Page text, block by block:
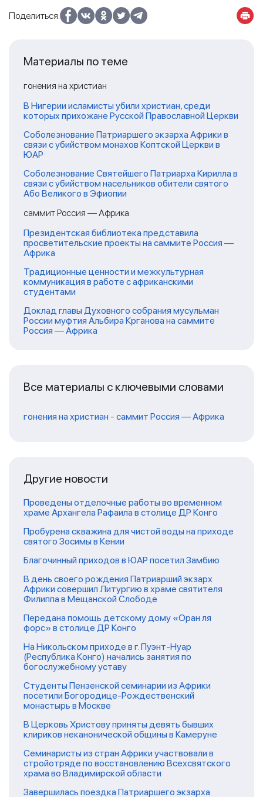
Поделиться:
Материалы по теме
гонения на христиан
В Нигерии исламисты убили христиан, среди
которых прихожане Русской Православной Церкви
Соболезнование Патриаршего экзарха Африки в
связи с убийством монахов Коптской Церкви в
ЮАР
Соболезнование Святейшего Патриарха Кирилла в
связи с убийством насельников обители святого
Або Великого в Эфиопии
саммит Россия — Африка
Президентская библиотека представила
просветительские проекты на саммите Россия —
Африка
Традиционные ценности и межкультурная
коммуникация в работе с африканскими
студентами
Доклад главы Духовного собрания мусульман
России муфтия Альбира Крганова на саммите
Россия — Африка
Все материалы с ключевыми словами
гонения на христиан - саммит Россия — Африка
Другие новости
Проведены отделочные работы во временном
храме Архангела Рафаила в столице ДР Конго
Пробурена скважина для чистой воды на приходе
святого Зосимы в Кении
Благочинный приходов в ЮАР посетил Замбию
В день своего рождения Патриарший экзарх
Африки совершил Литургию в храме святителя
Филиппа в Мещанской Слободе
Передана помощь детскому дому «Оран ля
форс» в столице ДР Конго
На Никольском приходе в г. Пуэнт-Нуар
(Республика Конго) начались занятия по
богослужебному уставу
Студенты Пензенской семинарии из Африки
посетили Богородице-Рождественский
монастырь в Москве
В Церковь Христову приняты девять бывших
клириков неканонической общины в Камеруне
Семинаристы из стран Африки участвовали в
стройотряде по восстановлению Всехсвятского
храма во Владимирской области
Завершилась поездка Патриаршего экзарха